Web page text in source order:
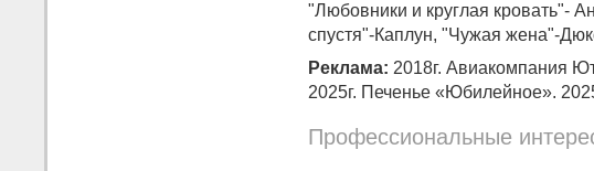
"Любовники и круглая кровать"-
спустя"-Каплун, "Чужая жена"-
Реклама: 2018г. Авиакомпания
2025г. Печенье «Юбилейное».
Профессиональные